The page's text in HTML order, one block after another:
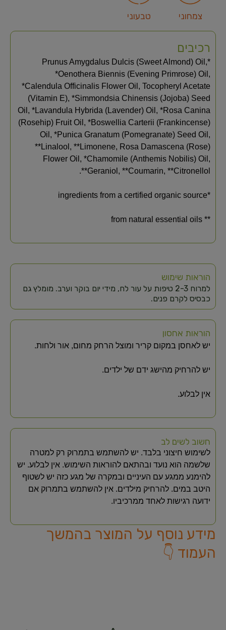
צמחוני טבעוני
רכיבים
*Prunus Amygdalus Dulcis (Sweet Almond) Oil,
*Oenothera Biennis (Evening Primrose) Oil,
*Calendula Officinalis Flower Oil, Tocopheryl Acetate
(Vitamin E), *Simmondsia Chinensis (Jojoba) Seed
Oil, *Lavandula Hybrida (Lavender) Oil, *Rosa Canina
(Rosehip) Fruit Oil, *Boswellia Carterii (Frankincense)
Oil, *Punica Granatum (Pomegranate) Seed Oil,
**Linalool, **Limonene, Rosa Damascena (Rose)
Flower Oil, *Chamomile (Anthemis Nobilis) Oil,
**Geraniol, **Coumarin, **Citronellol.
*ingredients from a certified organic source
** from natural essential oils
הוראות שימוש
למרוח 2-3 טיפות על עור לח, מידי יום בוקר וערב. מומלץ גם
כבסיס לקרם פנים.
הוראות אחסון
יש לאחסן במקום קריר ומוצל הרחק מחום, אור ולחות.
יש להרחיק מהישג ידם של ילדים.
אין לבלוע.
חשוב לשים לב
לשימוש חיצוני בלבד. יש להשתמש בתמרוק רק למטרה
שלשמה הוא נועד ובהתאם להוראות השימוש. אין לבלוע. יש
להימנע ממגע עם העיניים ובמקרה של מגע כזה יש לשטוף
היטב במים. להרחיק מילדים. אין להשתמש בתמרוק אם
ידועה רגישות לאחד ממרכיביו.
מידע נוסף על המוצר בהמשך
העמוד 👇